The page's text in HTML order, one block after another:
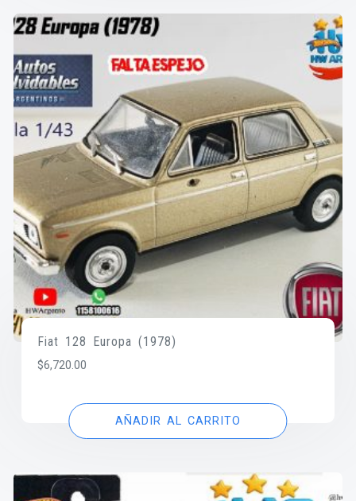
Fiat 128 Europa (1978)
$6,720.00
AÑADIR AL CARRITO